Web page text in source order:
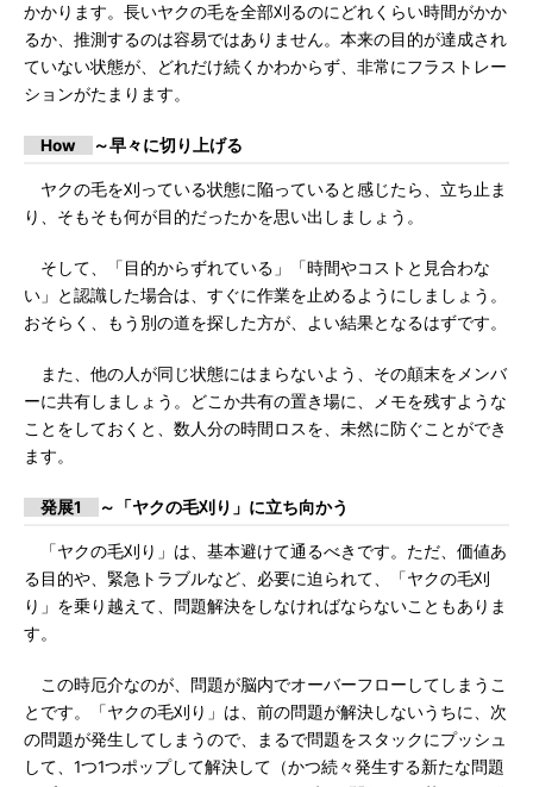
かかります。長いヤクの毛を全部刈るのにどれくらい時間がかか
るか、推測するのは容易ではありません。本来の目的が達成され
ていない状態が、どれだけ続くかわからず、非常にフラストレー
ションがたまります。
How ～早々に切り上げる
ヤクの毛を刈っている状態に陥っていると感じたら、立ち止ま
り、そもそも何が目的だったかを思い出しましょう。
そして、「目的からずれている」「時間やコストと見合わな
い」と認識した場合は、すぐに作業を止めるようにしましょう。
おそらく、もう別の道を探した方が、よい結果となるはずです。
また、他の人が同じ状態にはまらないよう、その顛末をメンバ
ーに共有しましょう。どこか共有の置き場に、メモを残すような
ことをしておくと、数人分の時間ロスを、未然に防ぐことができ
ます。
発展1 ～「ヤクの毛刈り」に立ち向かう
「ヤクの毛刈り」は、基本避けて通るべきです。ただ、価値あ
る目的や、緊急トラブルなど、必要に迫られて、「ヤクの毛刈
り」を乗り越えて、問題解決をしなければならないこともありま
す。
この時厄介なのが、問題が脳内でオーバーフローしてしまうこ
とです。「ヤクの毛刈り」は、前の問題が解決しないうちに、次
の問題が発生してしまうので、まるで問題をスタックにプッシュ
して、1つ1つポップして解決して（かつ続々発生する新たな問題